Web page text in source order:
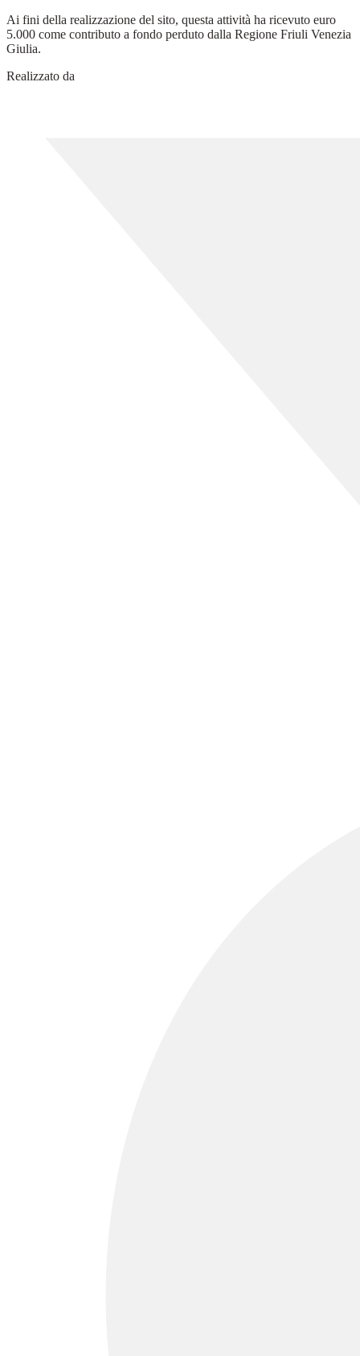
Ai fini della realizzazione del sito, questa attività ha ricevuto euro
5.000 come contributo a fondo perduto dalla Regione Friuli Venezia
Giulia.
Realizzato da